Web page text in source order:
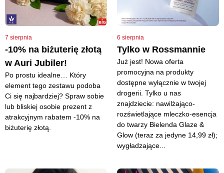
7 sierpnia
-10% na biżuterię złotą
w Auri Jubiler!
Po prostu idealne… Który
element tego zestawu podoba
Ci się najbardziej? Spraw sobie
lub bliskiej osobie prezent z
atrakcyjnym rabatem -10% na
biżuterię złotą.
6 sierpnia
Tylko w Rossmannie
Już jest! Nowa oferta
promocyjna na produkty
dostępne wyłącznie w twojej
drogerii. Tylko u nas
znajdziecie: nawilżająco-
rozświetlające mleczko-esencja
do twarzy Bielenda Glaze &
Glow (teraz za jedyne 14,99 zł);
wygładzające...